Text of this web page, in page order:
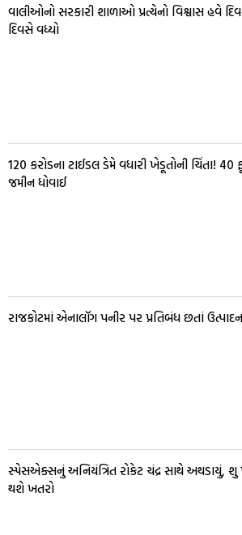
વાલીઓનો સરકારી શાળાઓ પ્રત્યેનો વિશ્વાસ હવે
દિવસે વધ્યો
₹120 કરોડના ટાઈડલ ડેમે વધારી ખેડૂતોની ચિંતા! 40
જમીન ધોવાઈ
રાજકોટમાં એનાલૉગ પનીર પર પ્રતિબંધ છતાં
સ્પેસએક્સનું અનિયંત્રિત રોકેટ ચંદ્ર સાથે અથડાયું, શુ
થશે ખતરો